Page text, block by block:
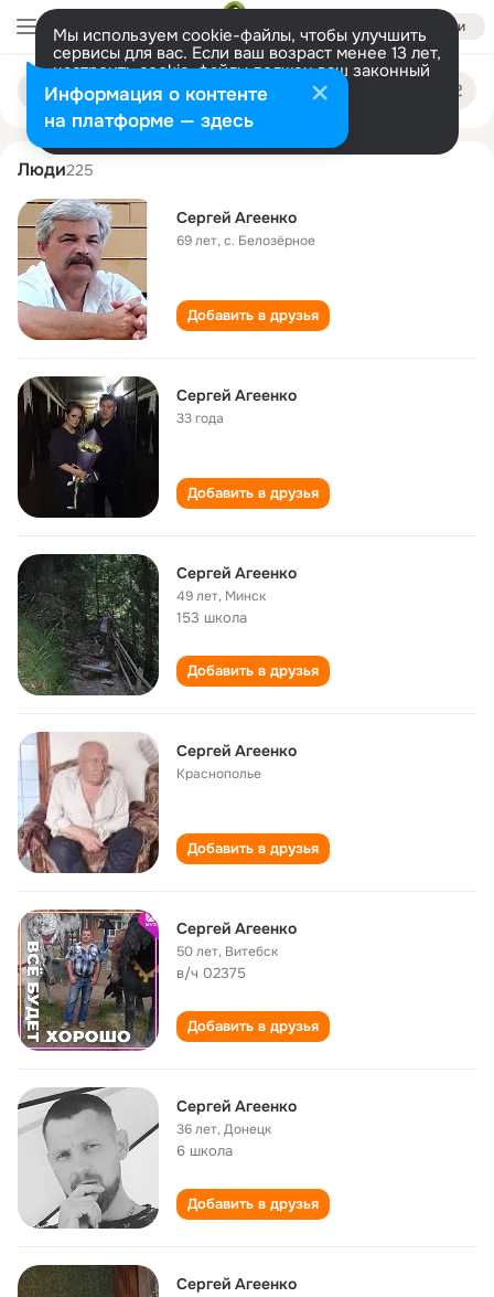
Войти
Мы используем cookie-файлы, чтобы улучшить
сервисы для вас. Если ваш возраст менее 13 лет,
настроить cookie-файлы должен ваш законный
представитель. Больше информации
Разрешить все Настроить
Поиск
людям
sergey ageenko
Люди225
Сергей Агеенко
69 лет,с. Белозёрное
Добавить в друзья
Сергей Агеенко
33 года
Добавить в друзья
Сергей Агеенко
49 лет, Минск
153 школа
Добавить в друзья
Сергей Агеенко
Краснополье
Добавить в друзья
Сергей Агеенко
50 лет, Витебск
в/ч 02375
Добавить в друзья
Сергей Агеенко
36 лет,Донецк
6 школа
Добавить в друзья
Сергей Агеенко
Информация о контенте
на платформе — здесь